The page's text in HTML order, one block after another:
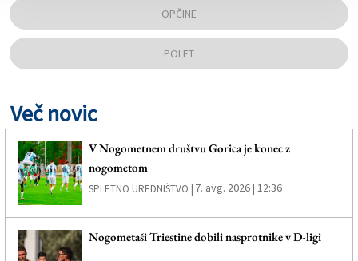
OPČINE
POLET
Več novic
V Nogometnem društvu Gorica je konec z
nogometom
SPLETNO UREDNIŠTVO | 7. avg. 2026 | 12:36
Nogometaši Triestine dobili nasprotnike v D-ligi